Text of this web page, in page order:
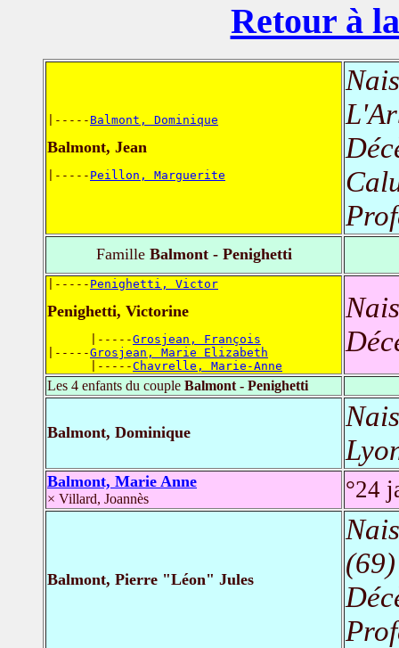
Retour à
|----- Balmont, Dominique
Balmont, Jean
|----- Peillon, Marguerite
FamilleBalmont - Penighetti
|----- Penighetti, Victor
Penighetti, Victorine
      |-----
Grosjean, François
|-----Grosjean, Marie Elizabeth
      |-----
Chavrelle, Marie-Anne
Les 4 enfants du couple Balmont - Penighetti
Balmont, Dominique
Balmont, Marie Anne
× Villard, Joannès °24
Balmont, Pierre "Léon" Jules
(69)